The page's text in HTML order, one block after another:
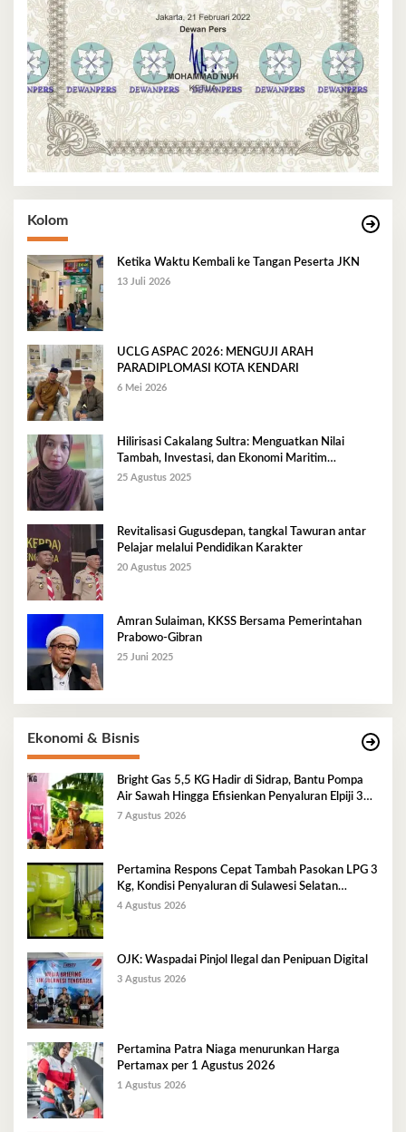
Kolom
Ketika Waktu Kembali ke Tangan Peserta JKN
13 Juli 2026
UCLG ASPAC 2026: MENGUJI ARAH
PARADIPLOMASI KOTA KENDARI
6 Mei 2026
Hilirisasi Cakalang Sultra: Menguatkan Nilai
Tambah, Investasi, dan Ekonomi Maritim
Berkelanjutan
25 Agustus 2025
Revitalisasi Gugusdepan, tangkal Tawuran antar
Pelajar melalui Pendidikan Karakter
20 Agustus 2025
Amran Sulaiman, KKSS Bersama Pemerintahan
Prabowo-Gibran
25 Juni 2025
Ekonomi & Bisnis
Bright Gas 5,5 KG Hadir di Sidrap, Bantu Pompa
Air Sawah Hingga Efisienkan Penyaluran Elpiji 3
Kg
7 Agustus 2026
Pertamina Respons Cepat Tambah Pasokan LPG 3
Kg, Kondisi Penyaluran di Sulawesi Selatan
Berlangsung Kondusif
4 Agustus 2026
OJK: Waspadai Pinjol Ilegal dan Penipuan Digital
3 Agustus 2026
Pertamina Patra Niaga menurunkan Harga
Pertamax per 1 Agustus 2026
1 Agustus 2026